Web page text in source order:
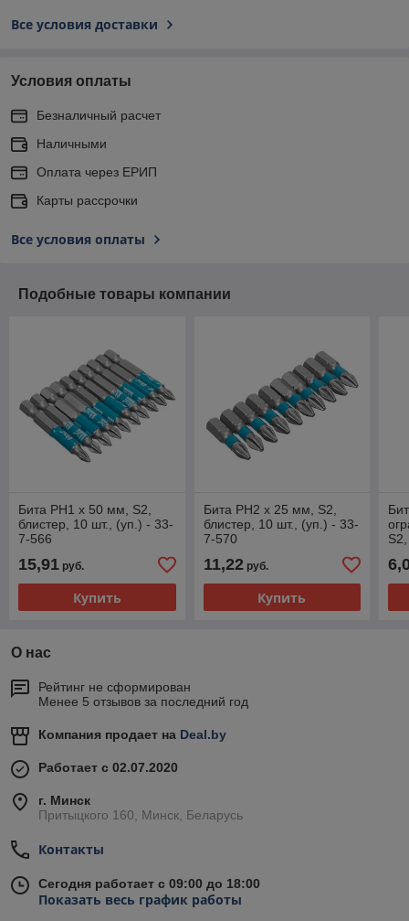
Все условия доставки
Условия оплаты
Безналичный расчет
Наличными
Оплата через ЕРИП
Карты рассрочки
Все условия оплаты
Подобные товары компании
Бита PH1 х 50 мм, S2,
блистер, 10 шт., (уп.) - 33-
7-566
15,91 руб.
Купить
Бита PH2 х 25 мм, S2,
блистер, 10 шт., (уп.) - 33-
7-570
11,22руб.
Купить
О нас
Рейтинг не сформирован
Менее 5 отзывов за последний год
Компания продает на Deal.by
Работает с 02.07.2020
г. Минск
Притыцкого 160, Минск, Беларусь
Контакты
Сегодня работает с 09:00 до 18:00
Показать весь график работы